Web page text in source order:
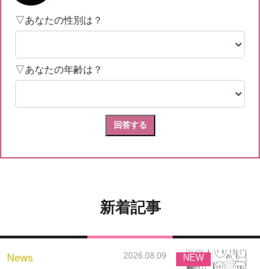
新着記事
News 2026.08.09 NEW